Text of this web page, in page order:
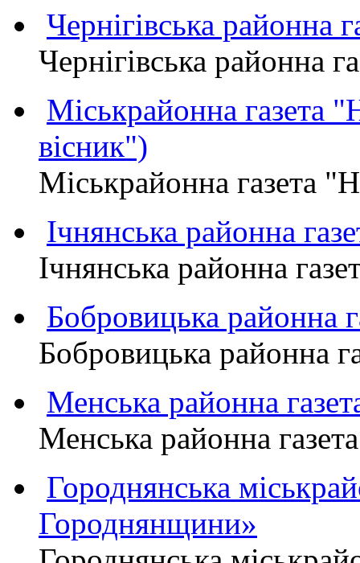
Чернігівська
Чернігівська
Міськрайонна
вісник")
Міськрайонна газета
Ічнянська районна
Ічнянська районна
Бобровицька
Бобровицька
Менська районна
Менська районна
Городнянська
Городнянщини»